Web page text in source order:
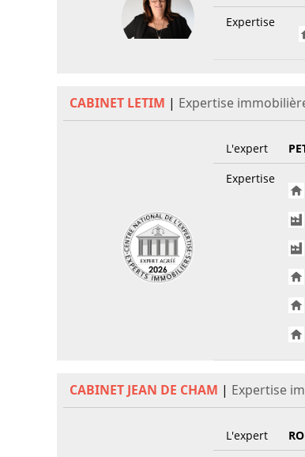
Expertise
CABINET LETIM | Expertise
L'expert
Expertise
CABINET JEAN DE CHAM | Expertise
L'expert